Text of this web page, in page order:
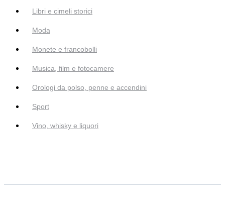
Libri e cimeli storici
Moda
Monete e francobolli
Musica, film e fotocamere
Orologi da polso, penne e accendini
Sport
Vino, whisky e liquori